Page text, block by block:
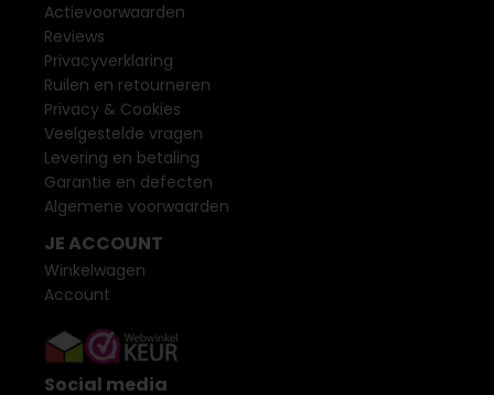
Actievoorwaarden
Reviews
Privacyverklaring
Ruilen en retourneren
Privacy & Cookies
Veelgestelde vragen
Levering en betaling
Garantie en defecten
Algemene voorwaarden
JE ACCOUNT
Winkelwagen
Account
Social media